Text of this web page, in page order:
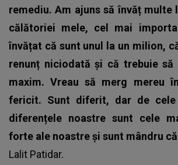
remediu. Am ajuns să învăț multe
călătoriei mele, cel mai
învățat că sunt unul la un milion,
renunț niciodată și că trebuie
maxim. Vreau să merg mereu
fericit. Sunt diferit, dar de
diferențele noastre sunt cele
forte ale noastre și sunt mândru
Lalit Patidar.